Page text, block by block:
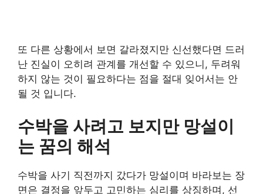
또 다른 상황에서 보면 갈라졌지만 신선했다면 드러
난 진실이 오히려 관계를 개선할 수 있으니, 두려워
하지 않는 것이 필요하다는 점을 절대 잊어서는 안
될 것 입니다.
수박을 사려고 보지만 망설이
는 꿈의 해석
수박을 사기 직전까지 갔다가 망설이며 바라보는 장
면은 결정을 앞두고 고민하는 심리를 상징하며, 선